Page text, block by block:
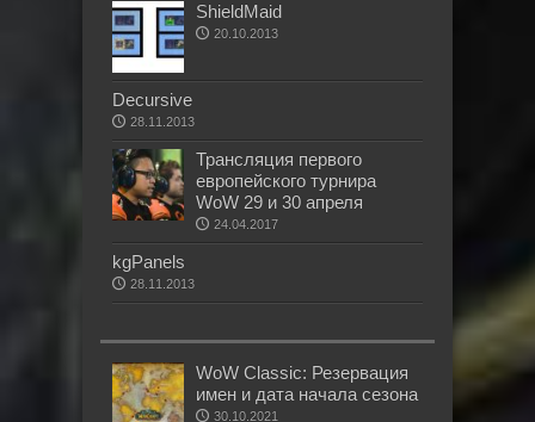
ShieldMaid
20.10.2013
Decursive
28.11.2013
Трансляция первого
европейского турнира
WoW 29 и 30 апреля
24.04.2017
kgPanels
28.11.2013
WoW Classic: Резервация
имен и дата начала сезона
30.10.2021